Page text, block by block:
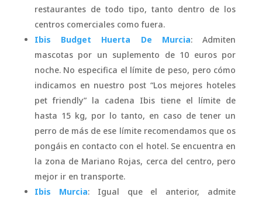
restaurantes de todo tipo, tanto dentro de los
centros comerciales como fuera.
Ibis Budget Huerta De Murcia: Admiten
mascotas por un suplemento de 10 euros por
noche. No especifica el límite de peso, pero cómo
indicamos en nuestro post “Los mejores hoteles
pet friendly” la cadena Ibis tiene el límite de
hasta 15 kg, por lo tanto, en caso de tener un
perro de más de ese límite recomendamos que os
pongáis en contacto con el hotel. Se encuentra en
la zona de Mariano Rojas, cerca del centro, pero
mejor ir en transporte.
Ibis Murcia: Igual que el anterior, admite